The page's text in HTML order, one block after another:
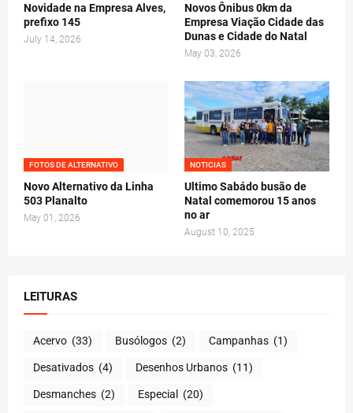
Novidade na Empresa Alves,
prefixo 145
July 14, 2026
Novos Ônibus 0km da
Empresa Viação Cidade das
Dunas e Cidade do Natal
May 03, 2026
FOTOS DE ALTERNATIVO
Novo Alternativo da Linha
503 Planalto
May 01, 2026
NOTICIAS
Ultimo Sabádo busão de
Natal comemorou 15 anos
no ar
August 10, 2025
LEITURAS
Acervo (33) Busólogos (2) Campanhas (1)
Desativados (4) Desenhos Urbanos (11)
Desmanches (2) Especial (20)